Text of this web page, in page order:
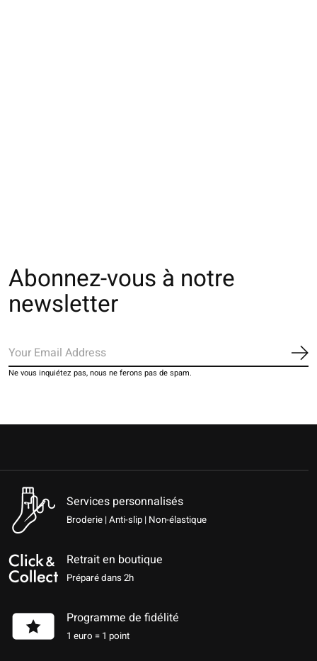
Abonnez-vous à notre
newsletter
Ne vous inquiétez pas, nous ne ferons pas de spam.
Services personnalisés
Broderie | Anti-slip | Non-élastique
Retrait en boutique
Préparé dans 2h
Programme de fidélité
1 euro = 1 point